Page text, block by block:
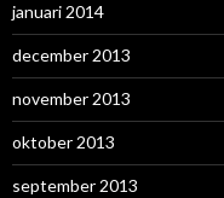
januari 2014
december 2013
november 2013
oktober 2013
september 2013